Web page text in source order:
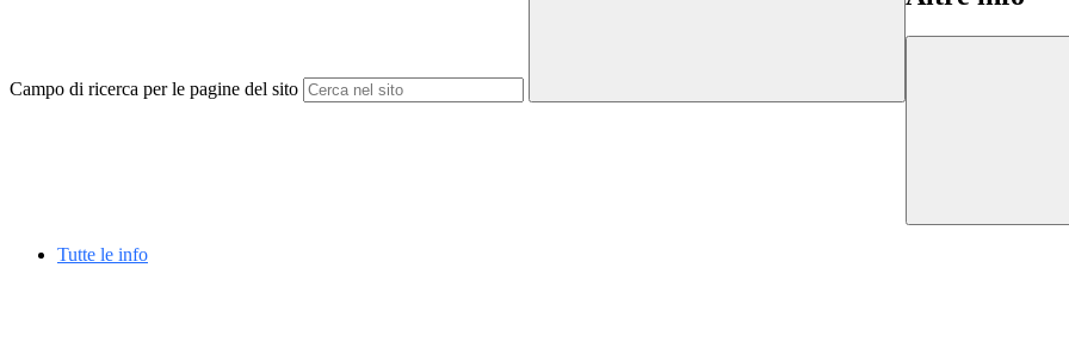
Campo di ricerca per le pagine del sito
Tutte le info